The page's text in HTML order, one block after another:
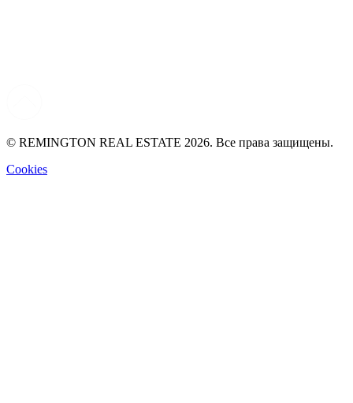
© REMINGTON REAL ESTATE 2026. Все права защищены.
Cookies